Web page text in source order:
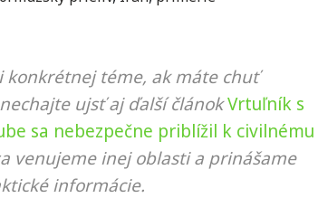
konkrétnej téme, ak máte chuť
ujsť aj ďalší článokVrtuľník s
sa nebezpečne priblížil k civilnému
venujeme inej oblasti a prinášame
informácie.